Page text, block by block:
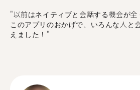
"以前はネイティブと会話する機会が全
このアプリのおかげで、いろんな人と
えました！"